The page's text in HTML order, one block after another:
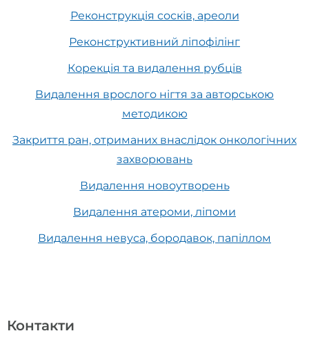
Реконструкція сосків, ареоли
Реконструктивний ліпофілінг
Корекція та видалення рубців
Видалення врослого нігтя за авторською
методикою
Закриття ран, отриманих внаслідок онкологічних
захворювань
Видалення новоутворень
Видалення атероми, ліпоми
Видалення невуса, бородавок, папіллом
Контакти